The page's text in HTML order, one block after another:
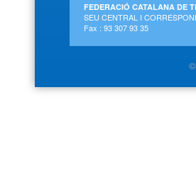
FEDERACIÓ CATALANA DE
SEU CENTRAL I
Fax : 93 307 93 35